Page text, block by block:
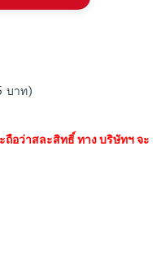
บาท)
อว่าสละสิทธิ์ ทาง บริษัทฯ จะ